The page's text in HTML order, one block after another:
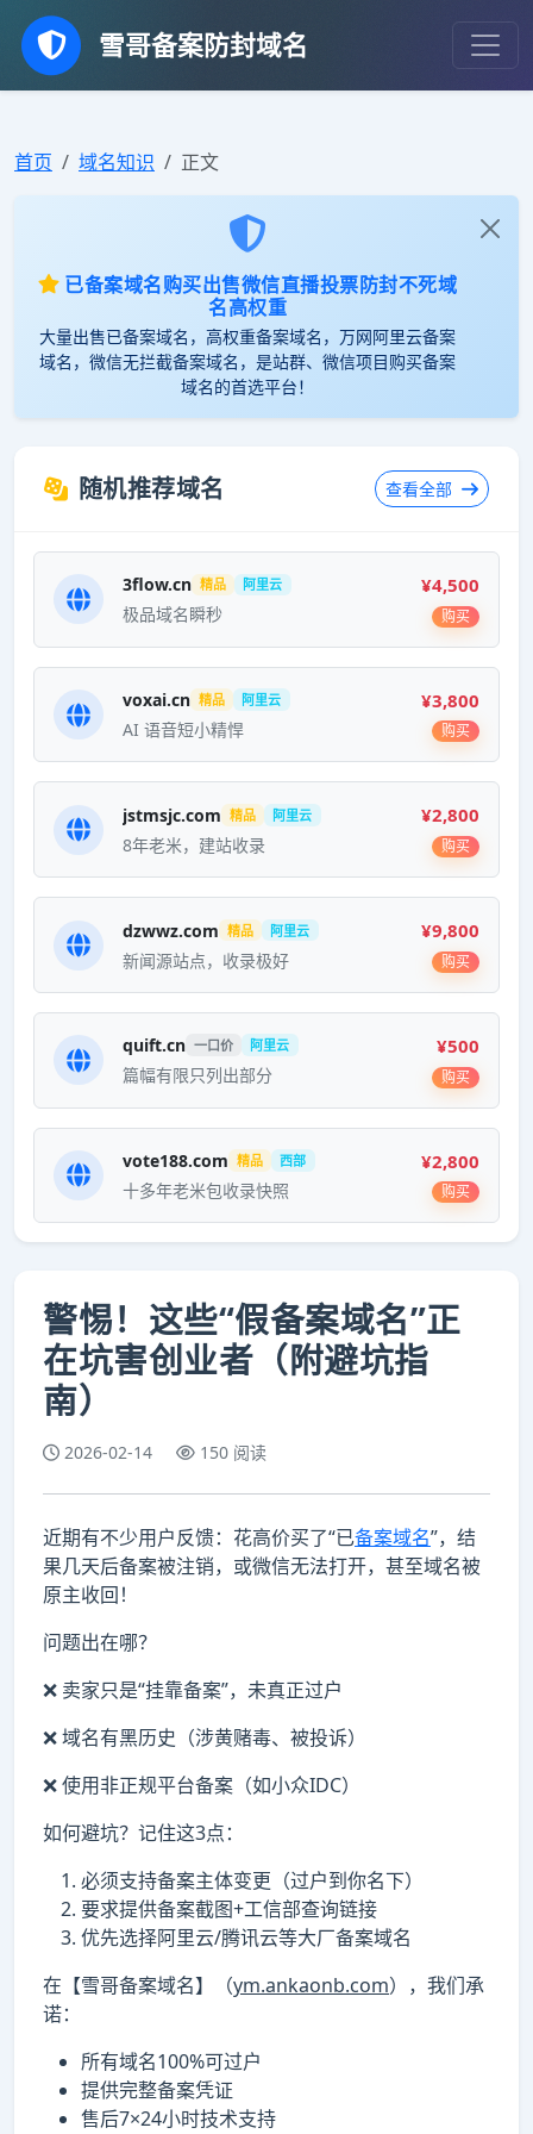
雪哥备案防封域名
首页 域名知识 正文
已备案域名购买出售微信直播投票防封不死域
名高权重
大量出售已备案域名，高权重备案域名，万网阿里云备案
域名，微信无拦截备案域名，是站群、微信项目购买备案
域名的首选平台！
随机推荐域名 查看全部
3flow.cn 精品 阿里云
极品域名瞬秒
¥4,500
购买
voxai.cn 精品 阿里云
AI 语音短小精悍
¥3,800
购买
jstmsjc.com 精品 阿里云
8年老米，建站收录
¥2,800
购买
dzwwz.com 精品 阿里云
新闻源站点，收录极好
¥9,800
购买
quift.cn 一口价 阿里云
篇幅有限只列出部分
¥500
购买
vote188.com 精品 西部
十多年老米包收录快照
¥2,800
购买
警惕！这些“假备案域名”正
在坑害创业者（附避坑指
南）
2026-02-14 150 阅读
近期有不少用户反馈：花高价买了“已备案域名”，结
果几天后备案被注销，或微信无法打开，甚至域名被
原主收回！
问题出在哪？
❌ 卖家只是“挂靠备案”，未真正过户
❌ 域名有黑历史（涉黄赌毒、被投诉）
❌ 使用非正规平台备案（如小众IDC）
如何避坑？记住这3点：
必须支持备案主体变更 （过户到你名下）
要求提供备案截图+工信部查询链接
优先选择阿里云/腾讯云等大厂备案域名
在【雪哥备案域名】（ym.ankaonb.com），我们承
诺：
所有域名100%可过户
提供完整备案凭证
售后7×24小时技术支持